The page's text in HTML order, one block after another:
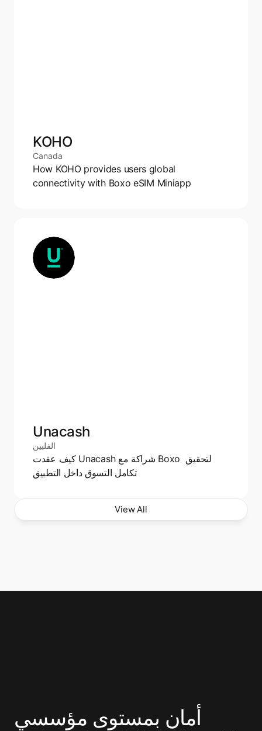
KOHO
Canada
How KOHO provides users global
connectivity with Boxo eSIM Miniapp
Unacash
الفلبين
كيف عقدت Unacash شراكة مع Boxo لتحقيق
تكامل التسوق داخل التطبيق
View All
أمان بمستوى مؤسسي